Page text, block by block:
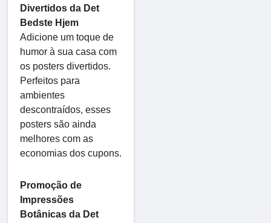
Divertidos da Det
Bedste Hjem
Adicione um toque de
humor à sua casa com
os posters divertidos.
Perfeitos para
ambientes
descontraídos, esses
posters são ainda
melhores com as
economias dos cupons.
Promoção de
Impressões
Botânicas da Det